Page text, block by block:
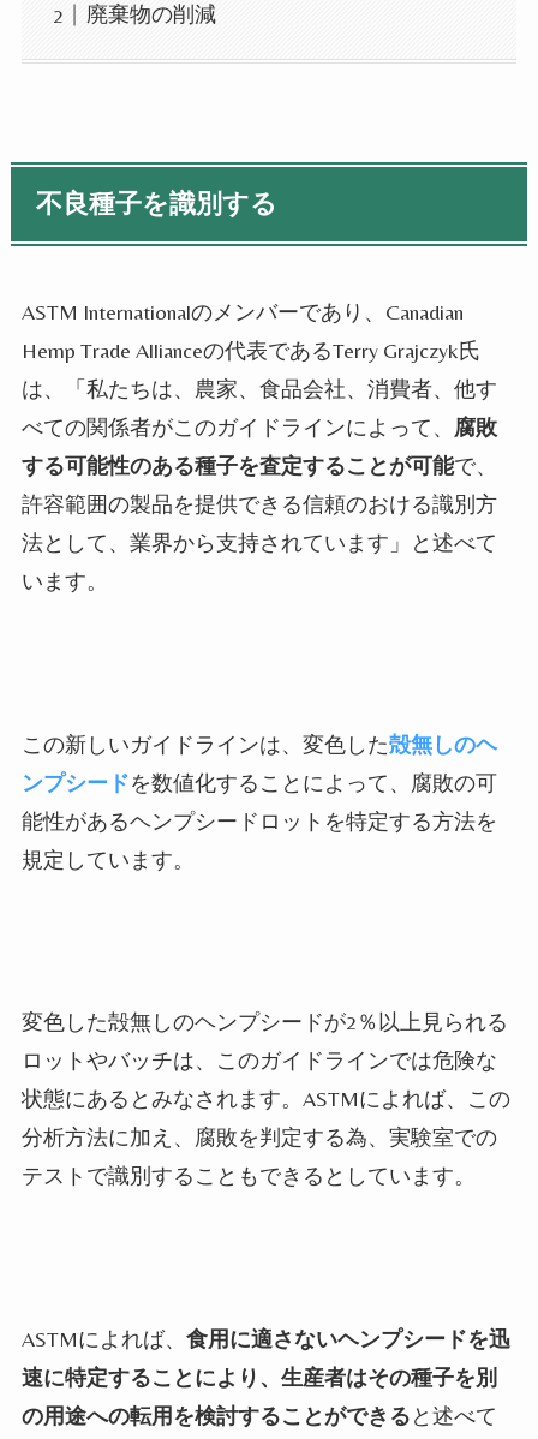
廃棄物の削減
不良種子を識別する
ASTM Internationalのメンバーであり、Canadian
Hemp Trade Allianceの代表であるTerry Grajczyk氏
は、「私たちは、農家、食品会社、消費者、他す
べての関係者がこのガイドラインによって、 腐敗
する可能性のある種子を査定することが可能で、
許容範囲の製品を提供できる信頼のおける識別方
法として、業界から支持されています」と述べて
います。
この新しいガイドラインは、変色した殻無しのヘ
ンプシードを数値化することによって、腐敗の可
能性があるヘンプシードロットを特定する方法を
規定しています。
変色した殻無しのヘンプシードが2％以上見られる
ロットやバッチは、このガイドラインでは危険な
状態にあるとみなされます。ASTMによれば、この
分析方法に加え、腐敗を判定する為、実験室での
テストで識別することもできるとしています。
ASTMによれば、 食用に適さないヘンプシードを迅
速に特定することにより、生産者はその種子を別
の用途への転用を検討することができると述べて